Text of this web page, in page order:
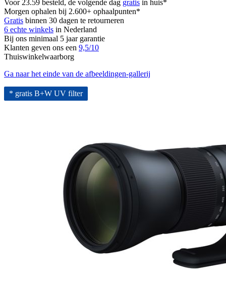
Voor 23.59 besteld, de volgende dag gratis in huis*
Morgen ophalen bij 2.600+ ophaalpunten*
Gratis binnen 30 dagen te retourneren
6 echte winkels in Nederland
Bij ons minimaal 5 jaar garantie
Klanten geven ons een 9,5/10
Thuiswinkelwaarborg
Ga naar het einde van de afbeeldingen-gallerij
* gratis B+W UV filter